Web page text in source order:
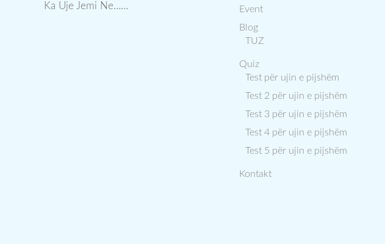
Ka Uje Jemi Ne……
Event
Blog
TUZ
Quiz
Test për ujin e pijshëm
Test 2 për ujin e pijshëm
Test 3 për ujin e pijshëm
Test 4 për ujin e pijshëm
Test 5 për ujin e pijshëm
Kontakt